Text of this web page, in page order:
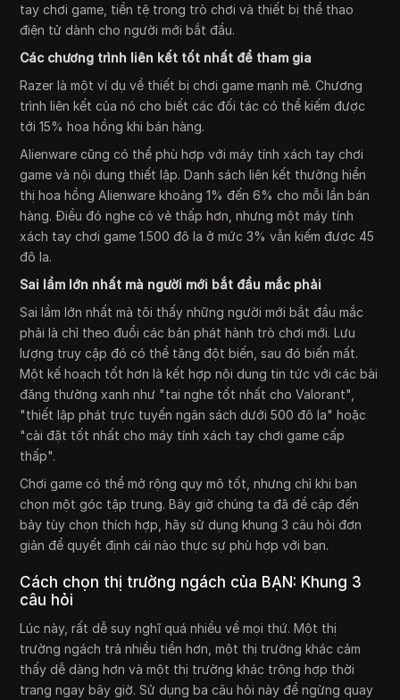
tay chơi game, tiền tệ trong trò chơi và thiết bị thể thao
điện tử dành cho người mới bắt đầu.
Các chương trình liên kết tốt nhất để tham gia
Razer là một ví dụ về thiết bị chơi game mạnh mẽ. Chương
trình liên kết của nó cho biết các đối tác có thể kiếm được
tới 15% hoa hồng khi bán hàng.
Alienware cũng có thể phù hợp với máy tính xách tay chơi
game và nội dung thiết lập. Danh sách liên kết thường hiển
thị hoa hồng Alienware khoảng 1% đến 6% cho mỗi lần bán
hàng. Điều đó nghe có vẻ thấp hơn, nhưng một máy tính
xách tay chơi game 1.500 đô la ở mức 3% vẫn kiếm được 45
đô la.
Sai lầm lớn nhất mà người mới bắt đầu mắc phải
Sai lầm lớn nhất mà tôi thấy những người mới bắt đầu mắc
phải là chỉ theo đuổi các bản phát hành trò chơi mới. Lưu
lượng truy cập đó có thể tăng đột biến, sau đó biến mất.
Một kế hoạch tốt hơn là kết hợp nội dung tin tức với các bài
đăng thường xanh như "tai nghe tốt nhất cho Valorant",
"thiết lập phát trực tuyến ngân sách dưới 500 đô la" hoặc
"cài đặt tốt nhất cho máy tính xách tay chơi game cấp
thấp".
Chơi game có thể mở rộng quy mô tốt, nhưng chỉ khi bạn
chọn một góc tập trung. Bây giờ chúng ta đã đề cập đến
bảy tùy chọn thích hợp, hãy sử dụng khung 3 câu hỏi đơn
giản để quyết định cái nào thực sự phù hợp với bạn.
Cách chọn thị trường ngách của BẠN: Khung 3
câu hỏi
Lúc này, rất dễ suy nghĩ quá nhiều về mọi thứ. Một thị
trường ngách trả nhiều tiền hơn, một thị trường khác cảm
thấy dễ dàng hơn và một thị trường khác trông hợp thời
trang ngay bây giờ. Sử dụng ba câu hỏi này để ngừng quay